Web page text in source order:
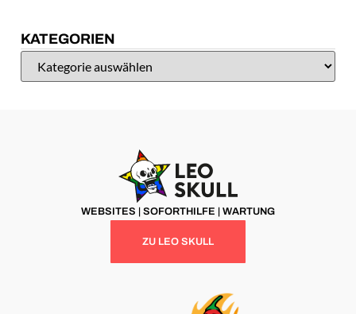
KATEGORIEN
WEBSITES | SOFORTHILFE | WARTUNG
ZU LEO SKULL